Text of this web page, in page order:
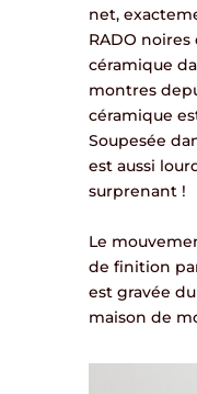
net,
RADO
céramique
montres
céramique
Soupesée
est aussi
surprenant !
Le
de finition
est gravée
maison de